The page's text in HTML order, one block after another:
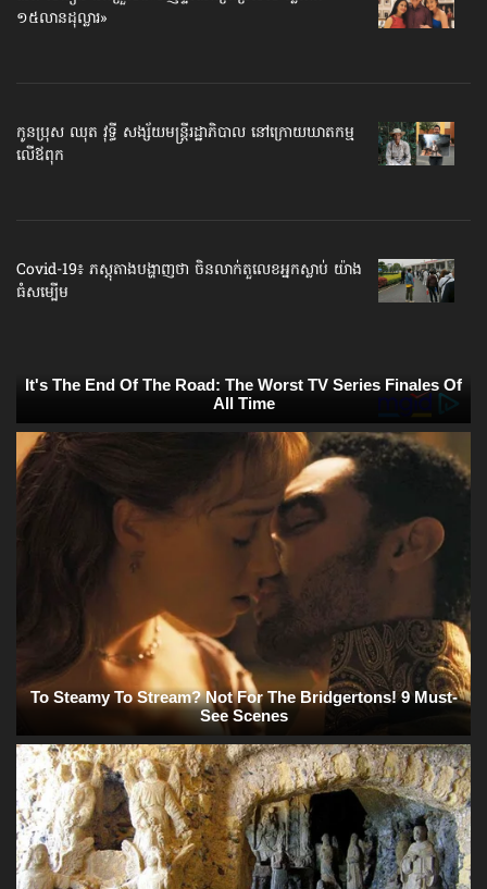
១៥លាន​ដុល្លារ»
កូនប្រុស ឈុត វុទ្ធី សង្ស័យ​មន្ត្រីរដ្ឋាភិបាល នៅក្រោយឃាតកម្ម​
លើឪពុក
Covid-19៖ ភស្ដុតាង​បង្ហាញថា ចិន​លាក់​តួលេខ​អ្នកស្លាប់ យ៉ាង
ធំសម្បើម